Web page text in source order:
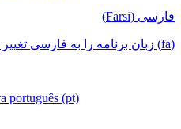
فارسی (Farsi)
(fa) زبان برنامه را به فارسی تغییر دهید
português (pt)